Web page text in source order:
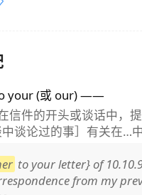
your (或 our) ——
信件的开头或谈话中，提
谈论过的事］有关在…
to your letter} of
from my